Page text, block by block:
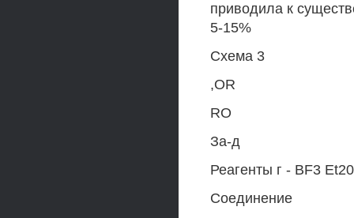
приводила к
5-15%
Схема 3
,OR
RO
За-д
Реагенты г - BF3
Соединение